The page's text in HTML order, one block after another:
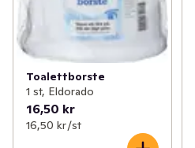
Toalettborste
1 st, Eldorado
16,50 kr
16,50 kr /st